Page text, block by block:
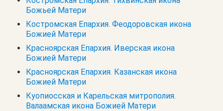
Божьей Матери
Костромская Епархия. Феодоровская икона
Божией Матери
Красноярская Епархия. Иверская икона
Божией Матери
Красноярская Епархия. Казанская икона
Божией Матери
Куопиосская и Карельская митрополия.
Валаамская икона Божией Матери